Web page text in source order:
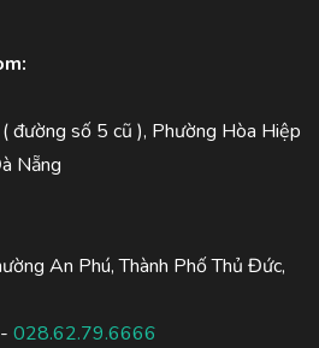
đường số 5 cũ ), Phường Hòa Hiệp
Nẵng
An Phú, Thành Phố Thủ Đức,
- 028.62.79.6666